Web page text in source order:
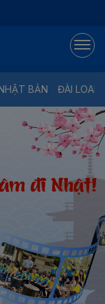
BẢN ĐÀI LOAN